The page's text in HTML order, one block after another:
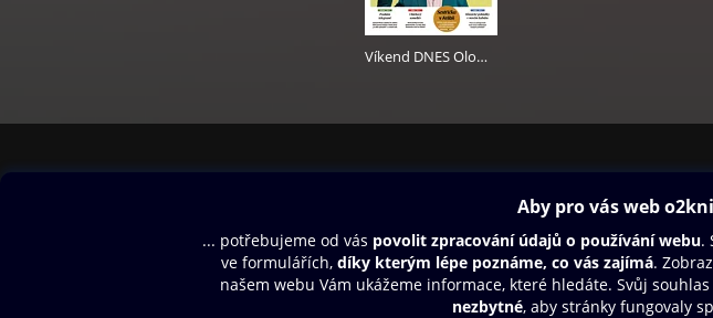
Víkend DNES Olomoucký - 25.5.2024
Aplikace a hry
SMS/MMS Info
Blog
Dárkový poukaz
Nápověda
Napište nám
Oneplay Originály
Sport